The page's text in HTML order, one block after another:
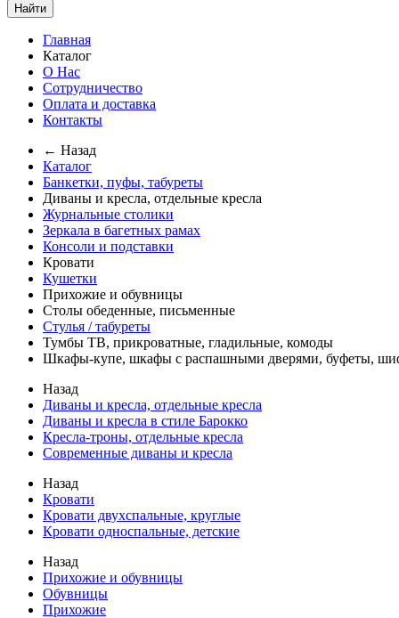
Найти
Главная
Каталог
О Нас
Сотрудничество
Оплата и доставка
Контакты
← Назад
Каталог
Банкетки, пуфы, табуреты
Диваны и кресла, отдельные кресла
Журнальные столики
Зеркала в багетных рамах
Консоли и подставки
Кровати
Кушетки
Прихожие и обувницы
Столы обеденные, письменные
Стулья / табуреты
Тумбы ТВ, прикроватные, гладильные, комоды
Шкафы-купе, шкафы с распашными дверями, буфеты,
Назад
Диваны и кресла, отдельные кресла
Диваны и кресла в стиле Барокко
Кресла-троны, отдельные кресла
Современные диваны и кресла
Назад
Кровати
Кровати двухспальные, круглые
Кровати односпальные, детские
Назад
Прихожие и обувницы
Обувницы
Прихожие